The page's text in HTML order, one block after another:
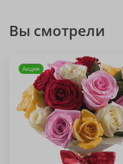
Вы смотрели
Акция